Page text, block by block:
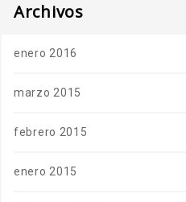
Archivos
enero 2016
marzo 2015
febrero 2015
enero 2015